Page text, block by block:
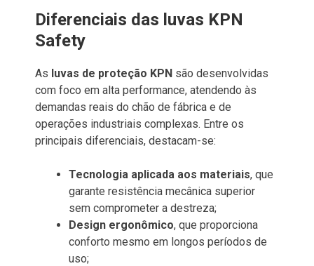
Diferenciais das luvas KPN
Safety
As luvas de proteção KPN são desenvolvidas
com foco em alta performance, atendendo às
demandas reais do chão de fábrica e de
operações industriais complexas. Entre os
principais diferenciais, destacam-se:
Tecnologia aplicada aos materiais, que
garante resistência mecânica superior
sem comprometer a destreza;
Design ergonômico, que proporciona
conforto mesmo em longos períodos de
uso;